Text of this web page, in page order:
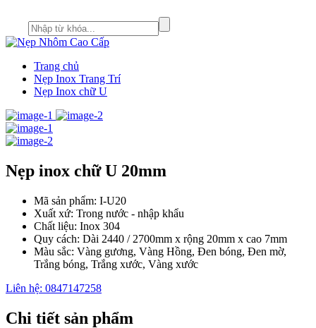
Trang chủ
Nẹp Inox Trang Trí
Nẹp Inox chữ U
Nẹp inox chữ U 20mm
Mã sản phẩm: I-U20
Xuất xứ: Trong nước - nhập khẩu
Chất liệu: Inox 304
Quy cách: Dài 2440 / 2700mm x rộng 20mm x cao 7mm
Màu sắc: Vàng gương, Vàng Hồng, Đen bóng, Đen mờ,
Trắng bóng, Trắng xước, Vàng xước
Liên hệ: 0847147258
Chi tiết sản phẩm